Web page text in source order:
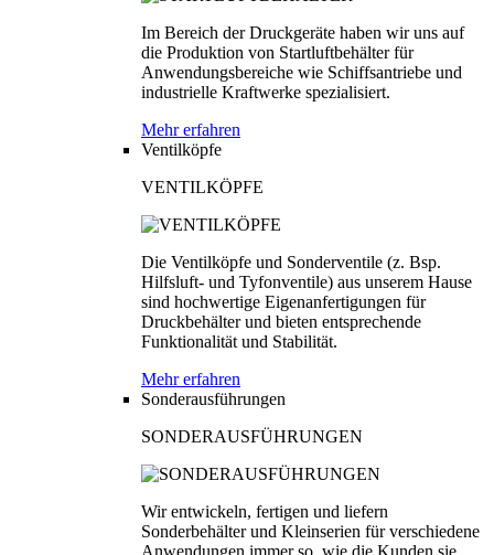
Im Bereich der Druckgeräte haben wir uns auf
die Produktion von Startluftbehälter für
Anwendungsbereiche wie Schiffsantriebe und
industrielle Kraftwerke spezialisiert.
Mehr erfahren
Ventilköpfe
VENTILKÖPFE
Die Ventilköpfe und Sonderventile (z. Bsp.
Hilfsluft- und Tyfonventile) aus unserem Hause
sind hochwertige Eigenanfertigungen für
Druckbehälter und bieten entsprechende
Funktionalität und Stabilität.
Mehr erfahren
Sonderausführungen
SONDERAUSFÜHRUNGEN
Wir entwickeln, fertigen und liefern
Sonderbehälter und Kleinserien für verschiedene
Anwendungen immer so, wie die Kunden sie